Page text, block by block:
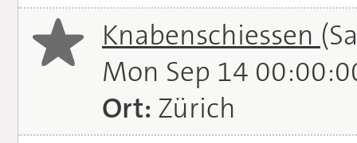
Knabenschiessen
Mon Sep 14
Ort: Zürich